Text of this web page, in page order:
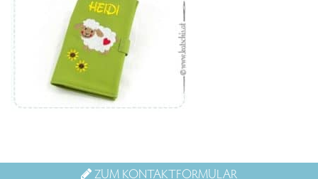
ZUM KONTAKTFORMULAR